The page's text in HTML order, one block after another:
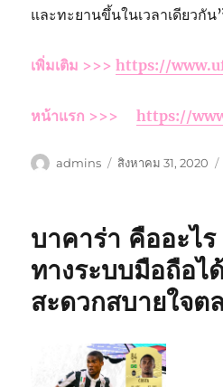
และทะยานขึ้นในเวลาเดียวกัน
เพิ่มเติม >>>https://
หน้าแรก >>>https://
ผู้
admins
เขียน
สิงหาคม 31, 2020
บาคาร่า คืออะไ
ทางระบบมือถือไ
สะดวกสบายใจต